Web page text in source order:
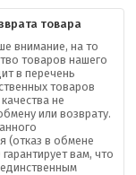
товара
внимание, на то
товаров нашего
в перечень
товаров
не
или возврату.
(отказ в обмене
вам, что